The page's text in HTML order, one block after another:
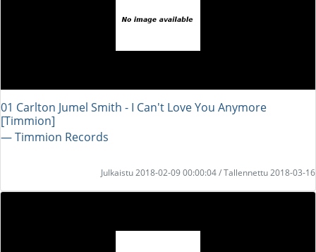
01 Carlton Jumel Smith - I Can't Love You Anymore
[Timmion]
― Timmion Records
Julkaistu 2018-02-09 00:00:04 / Tallennettu 2018-03-16